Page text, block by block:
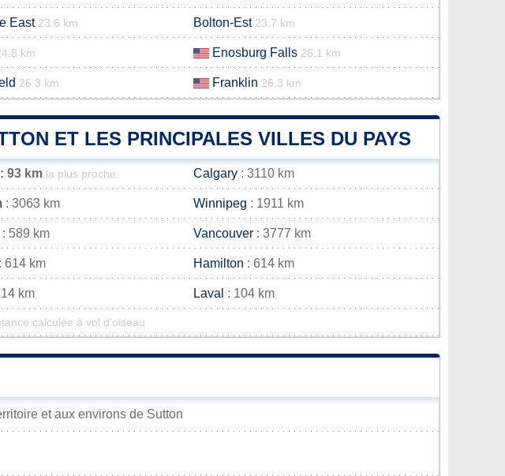
East 23.6 km Bolton-Est 23.7 km
km Enosburg Falls 26.1 km
26.3 km Franklin 26.3 km
ET LES PRINCIPALES VILLES DU PAYS
: 93 km la plus proche Calgary : 3110 km
: 3063 km Winnipeg : 1911 km
: 589 km Vancouver : 3777 km
: 614 km Hamilton : 614 km
km Laval : 104 km
calculée à vol d'oiseau
et aux environs de Sutton